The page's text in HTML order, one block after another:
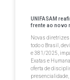
UNIFASAM
frente ao novo
Novas diretrizes
todo o Brasil,
e 381/2025,
Exatas e
oferta de